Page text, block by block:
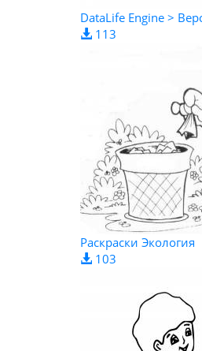
DataLife Engine >
113
Раскраски Экология
103